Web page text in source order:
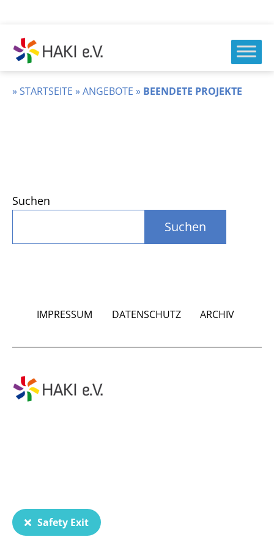
Safety Exit
Inhalt
springen
HAKI
e.v.
»STARTSEITE »ANGEBOTE » BEENDETE PROJEKTE
Suchen
Suchen
IMPRESSUM DATENSCHUTZ ARCHIV